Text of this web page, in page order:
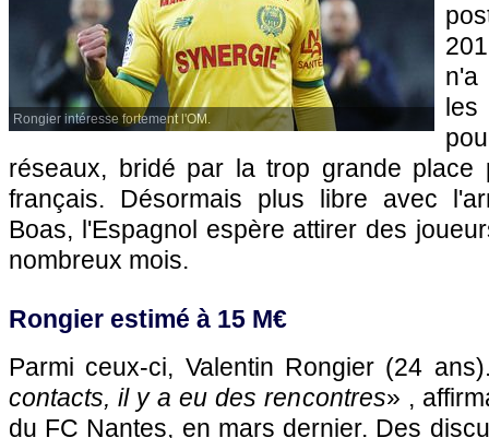
Rongier intéresse fortement l'OM.
n'a
réseaux, bridé par la trop grande place
français. Désormais plus libre avec
Boas, l'Espagnol espère attirer des
nombreux mois.
Rongier estimé à 15 M€
Parmi ceux-ci, Valentin Rongier (24
contacts, il y a eu des rencontres» ,
du FC Nantes, en mars dernier. Des